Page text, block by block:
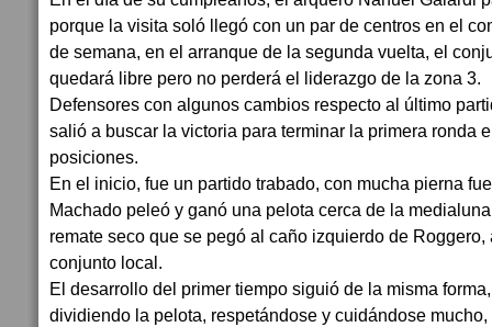
porque la visita soló llegó con un par de centros en el
de semana, en el arranque de la segunda vuelta, el
quedará libre pero no perderá el liderazgo de la zona 3.
Defensores con algunos cambios respecto al último
salió a buscar la victoria para terminar la primera ronda
posiciones.
En el inicio, fue un partido trabado, con mucha pierna
Machado peleó y ganó una pelota cerca de la
remate seco que se pegó al caño izquierdo de
conjunto local.
El desarrollo del primer tiempo siguió de la misma
dividiendo la pelota, respetándose y cuidándose